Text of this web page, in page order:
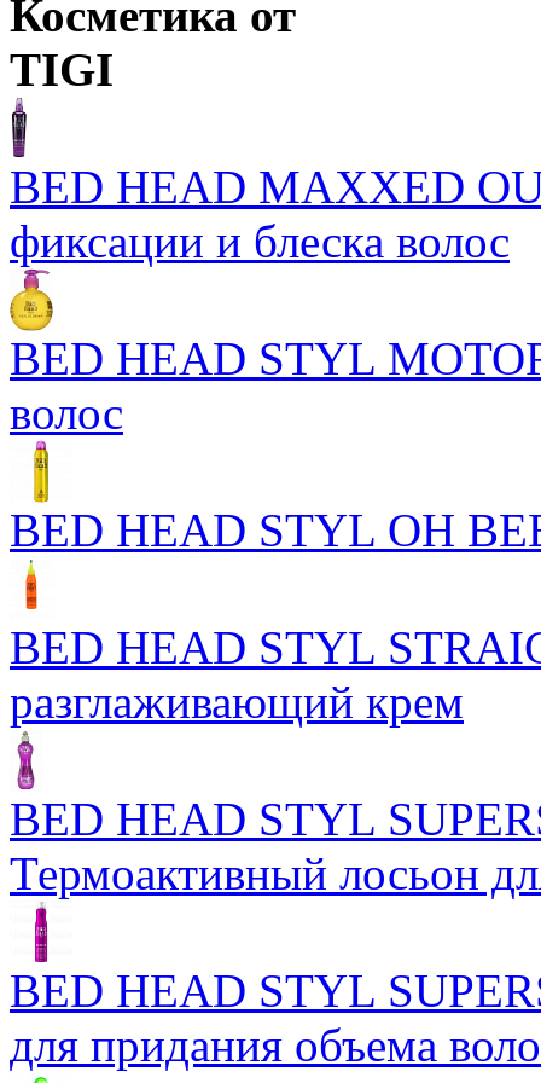
Косметика от
TIGI
BED HEAD MAXXED
фиксации и блеска волос
BED HEAD STYL
волос
BED HEAD STYL OH
BED HEAD STYL
разглаживающий крем
BED HEAD STYL
Термоактивный лосьон
BED HEAD STYL
для придания объема